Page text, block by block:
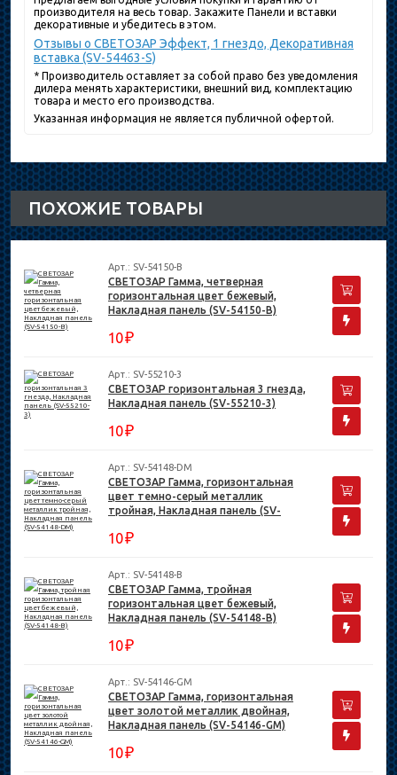
производителя на весь товар. Закажите Панели и вставки
декоративные и убедитесь в этом.
Отзывы о СВЕТОЗАР Эффект, 1 гнездо, Декоративная
вставка (SV-54463-S)
* Производитель оставляет за собой право без уведомления
дилера менять характеристики, внешний вид, комплектацию
товара и место его производства.
Указанная информация не является публичной офертой.
ПОХОЖИЕ ТОВАРЫ
Арт.: SV-54150-B
СВЕТОЗАР Гамма, четверная
горизонтальная цвет бежевый,
Накладная панель (SV-54150-B)
10₽
Арт.: SV-55210-3
СВЕТОЗАР горизонтальная 3 гнезда,
Накладная панель (SV-55210-3)
10₽
Арт.: SV-54148-DM
СВЕТОЗАР Гамма, горизонтальная
цвет темно-серый металлик
тройная, Накладная панель (SV-
10₽
Арт.: SV-54148-B
СВЕТОЗАР Гамма, тройная
горизонтальная цвет бежевый,
Накладная панель (SV-54148-B)
10₽
Арт.: SV-54146-GM
СВЕТОЗАР Гамма, горизонтальная
цвет золотой металлик двойная,
Накладная панель (SV-54146-GM)
10₽